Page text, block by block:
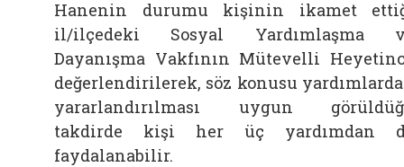
Hanenin durumu kişinin ikamet
il/ilçedeki Sosyal Yardımlaşma
Dayanışma Vakfının Mütevelli
değerlendirilerek, söz konusu
yararlandırılması uygun
takdirde kişi her üç yardımdan
faydalanabilir.